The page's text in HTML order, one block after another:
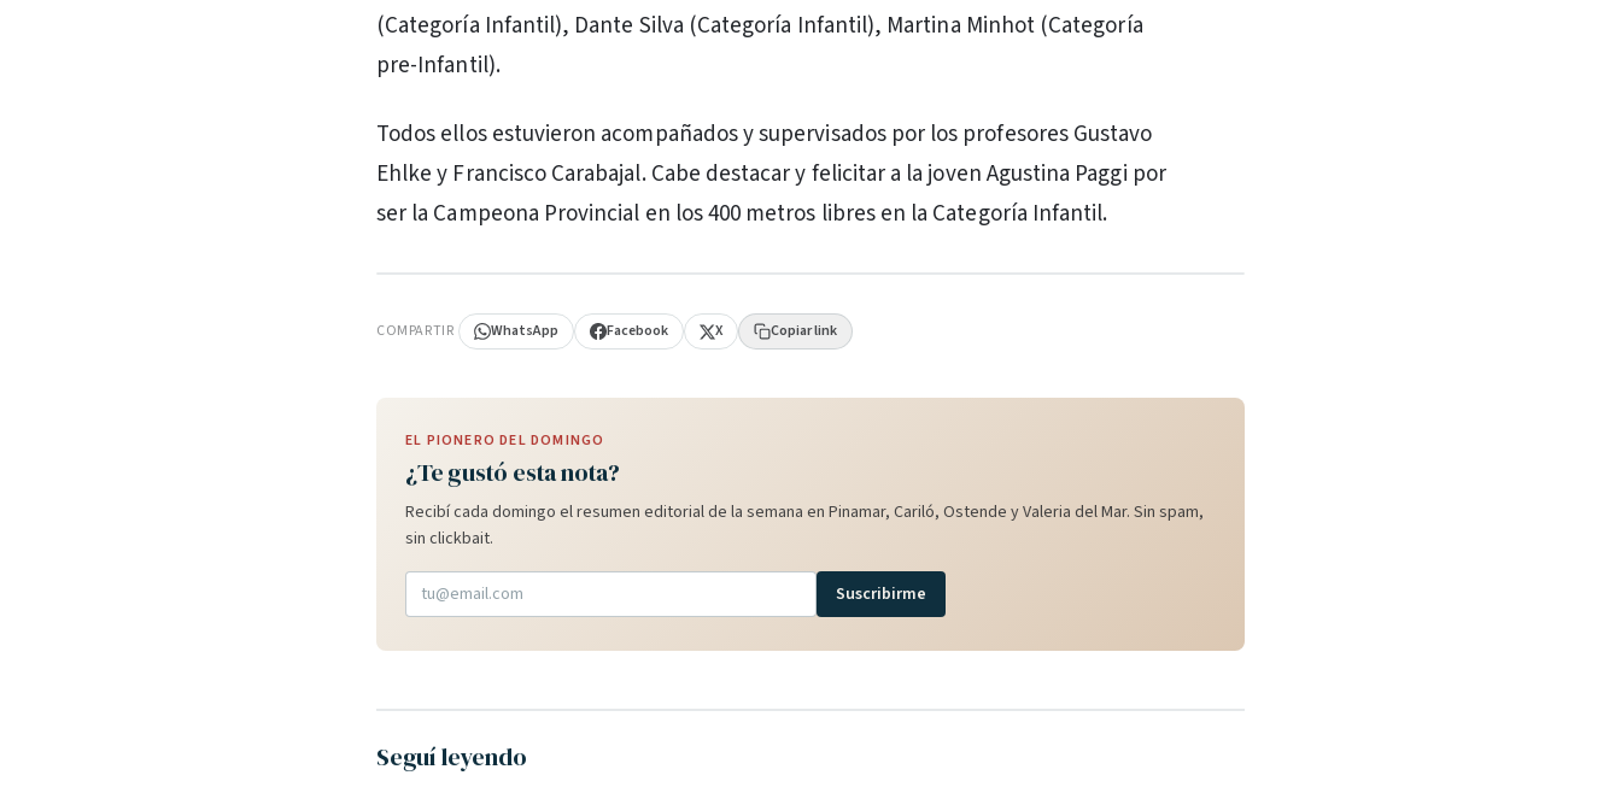
(Categoría Infantil), Dante Silva (Categoría Infantil), Martina Minhot (Categoría
pre-Infantil).
Todos ellos estuvieron acompañados y supervisados por los profesores Gustavo
Ehlke y Francisco Carabajal. Cabe destacar y felicitar a la joven Agustina Paggi por
ser la Campeona Provincial en los 400 metros libres en la Categoría Infantil.
COMPARTIR WhatsApp Facebook X Copiar link
EL PIONERO DEL DOMINGO
¿Te gustó esta nota?
Recibí cada domingo el resumen editorial de la semana en Pinamar, Cariló, Ostende y Valeria del Mar. Sin spam,
sin clickbait.
Suscribirme
Seguí leyendo